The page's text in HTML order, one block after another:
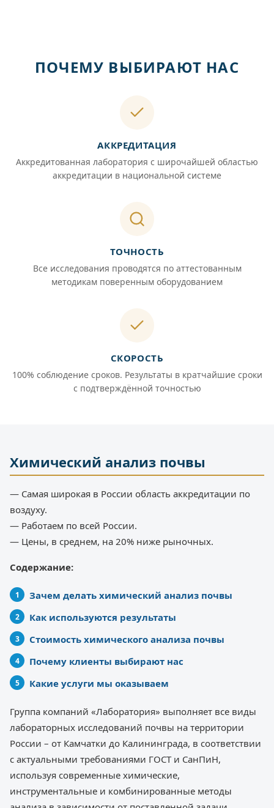
ПОЧЕМУ ВЫБИРАЮТ НАС
АККРЕДИТАЦИЯ
Аккредитованная лаборатория с широчайшей областью
аккредитации в национальной системе
ТОЧНОСТЬ
Все исследования проводятся по аттестованным
методикам поверенным оборудованием
СКОРОСТЬ
100% соблюдение сроков. Результаты в кратчайшие сроки
с подтверждённой точностью
Химический анализ почвы
— Самая широкая в России область аккредитации по
воздуху.
— Работаем по всей России.
— Цены, в среднем, на 20% ниже рыночных.
Содержание:
Зачем делать химический анализ почвы
Как используются результаты
Стоимость химического анализа почвы
Почему клиенты выбирают нас
Какие услуги мы оказываем
Группа компаний «Лаборатория» выполняет все виды
лабораторных исследований почвы на территории
России – от Камчатки до Калининграда, в соответствии
с актуальными требованиями ГОСТ и СанПиН,
используя современные химические,
инструментальные и комбинированные методы